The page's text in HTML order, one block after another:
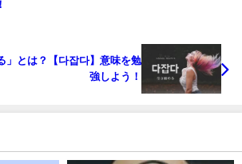
」とは？【다잡다】意味を勉
強しよう！